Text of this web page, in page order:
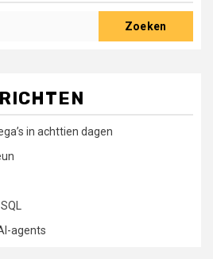
Zoeken
in achttien dagen
agents